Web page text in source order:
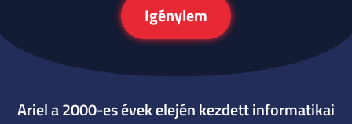
Igénylem
Ariel a 2000-es évek elején kezdett informatikai